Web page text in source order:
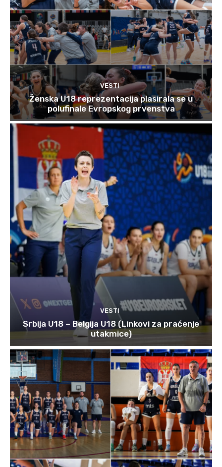
VESTI
Ženska U18 reprezentacija plasirala se u
polufinale Evropskog prvenstva
VESTI
Srbija U18 – Belgija U18 (Linkovi za praćenje
utakmice)